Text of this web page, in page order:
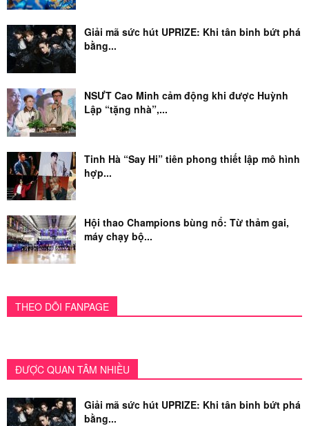
Giải mã sức hút UPRIZE: Khi tân binh bứt phá
bằng...
NSƯT Cao Minh cảm động khi được Huỳnh
Lập “tặng nhà”,...
Tinh Hà “Say Hi” tiên phong thiết lập mô hình
hợp...
Hội thao Champions bùng nổ: Từ thảm gai,
máy chạy bộ...
THEO DÕI FANPAGE
ĐƯỢC QUAN TÂM NHIỀU
Giải mã sức hút UPRIZE: Khi tân binh bứt phá
bằng...